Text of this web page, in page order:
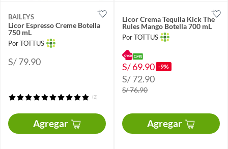
BAILEYS
Licor Espresso Creme Botella
750 mL
Por TOTTUS
S/ 79.90
(2)
Agregar
Licor Crema Tequila Kick The
Rules Mango Botella 700 mL
Por TOTTUS
S/ 69.90 -9%
S/ 72.90
S/ 76.90
Agregar